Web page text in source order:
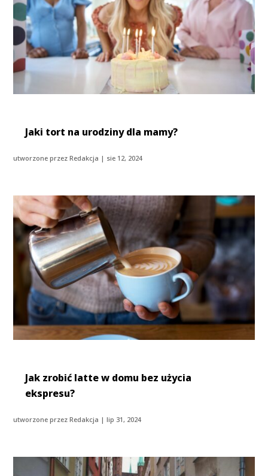
Jaki tort na urodziny dla mamy?
utworzone przezRedakcja | sie 12, 2024
Jak zrobić latte w domu bez użycia
ekspresu?
utworzone przezRedakcja |lip 31, 2024